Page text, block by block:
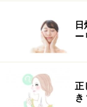
ルヘアスタイル
大人可愛いシ
40代の髪型に
ー
正
き